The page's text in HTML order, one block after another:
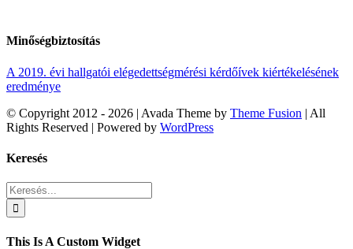
Minőségbiztosítás
A 2019. évi hallgatói elégedettségmérési kérdőívek kiértékelésének
eredménye
© Copyright 2012 - 2026 | Avada Theme by Theme Fusion | All
Rights Reserved | Powered by WordPress
Toggle
Bar
Area
Keresés
Keresés...
This Is A Custom Widget